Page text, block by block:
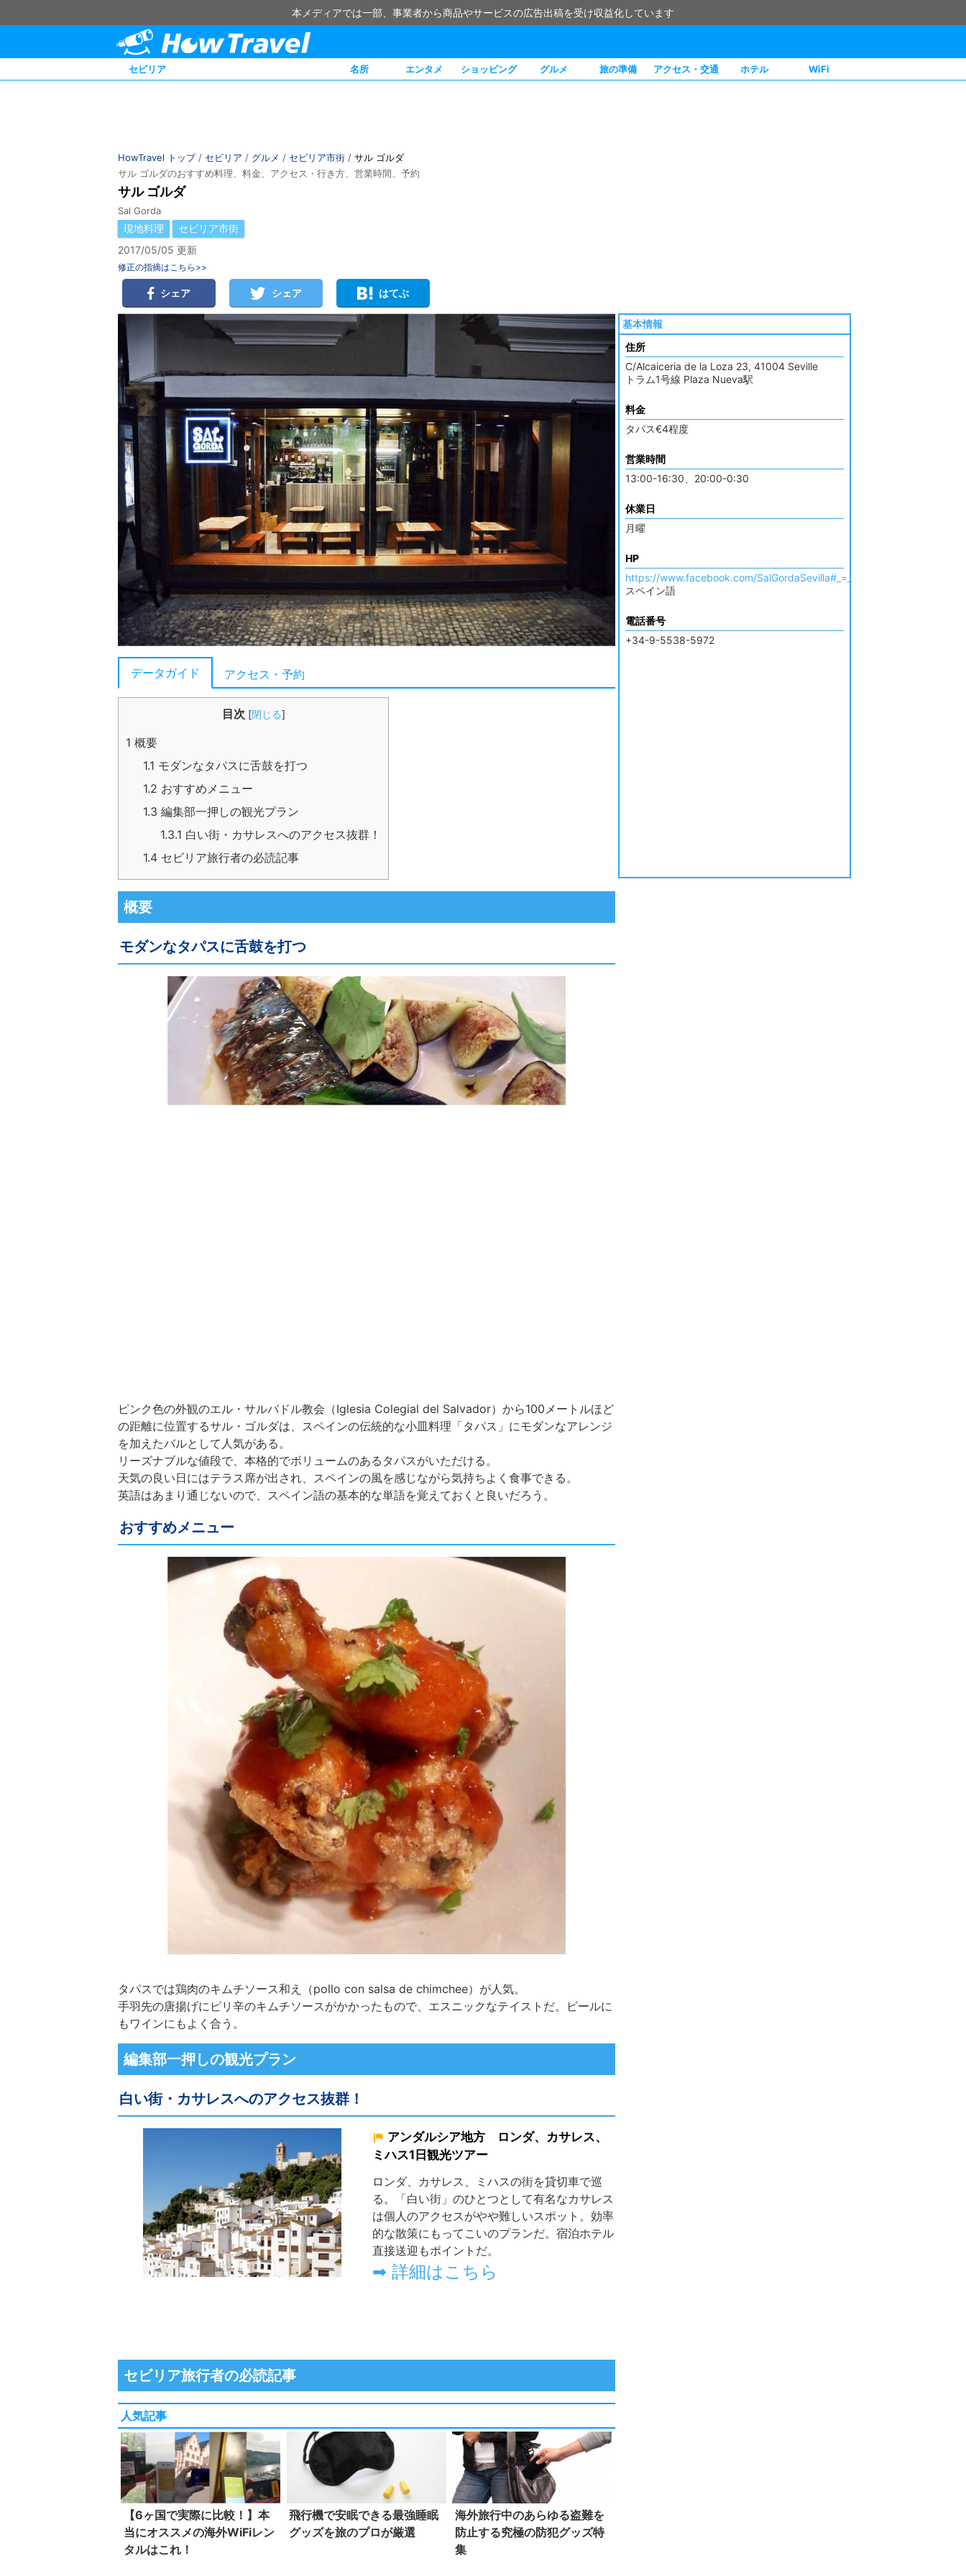
本メディアでは一部、事業者から商品やサービスの広告出稿を受け収益化しています
セビリア 名所 エンタメ ショッピング グルメ 旅の準備 アクセス・交通 ホテル WiFi
HowTravel トップ/ セビリア / グルメ / セビリア市街 / サル ゴルダ
サル ゴルダのおすすめ料理、料金、アクセス・行き方、営業時間、予約
サル ゴルダ
Sal Gorda
現地料理
セビリア市街
2017/05/05 更新
修正の指摘はこちら>>
シェア シェア はてぶ
基本情報
住所
C/Alcaiceria de la Loza 23, 41004 Seville
トラム1号線 Plaza Nueva駅
料金
タパス€4程度
営業時間
13:00-16:30、20:00-0:30
休業日
月曜
HP
https://www.facebook.com/SalGordaSevilla#_=_
スペイン語
電話番号
+34-9-5538-5972
データガイド アクセス・予約
目次 [閉じる]
1 概要
1.1 モダンなタパスに舌鼓を打つ
1.2 おすすめメニュー
1.3 編集部一押しの観光プラン
1.3.1 白い街・カサレスへのアクセス抜群！
1.4 セビリア旅行者の必読記事
概要
モダンなタパスに舌鼓を打つ
ピンク色の外観のエル・サルバドル教会（Iglesia Colegial del Salvador）から100メートルほど
の距離に位置するサル・ゴルダは、スペインの伝統的な小皿料理「タパス」にモダンなアレンジ
を加えたバルとして人気がある。
リーズナブルな値段で、本格的でボリュームのあるタパスがいただける。
天気の良い日にはテラス席が出され、スペインの風を感じながら気持ちよく食事できる。
英語はあまり通じないので、スペイン語の基本的な単語を覚えておくと良いだろう。
おすすめメニュー
タパスでは鶏肉のキムチソース和え（pollo con salsa de chimchee）が人気。
手羽先の唐揚げにピリ辛のキムチソースがかかったもので、エスニックなテイストだ。ビールに
もワインにもよく合う。
編集部一押しの観光プラン
白い街・カサレスへのアクセス抜群！
セビリア旅行者の必読記事
人気記事
【6ヶ国で実際に比較！】本
当にオススメの海外WiFiレン
タルはこれ！
飛行機で安眠できる最強睡眠
グッズを旅のプロが厳選
海外旅行中のあらゆる盗難を
防止する究極の防犯グッズ特
集